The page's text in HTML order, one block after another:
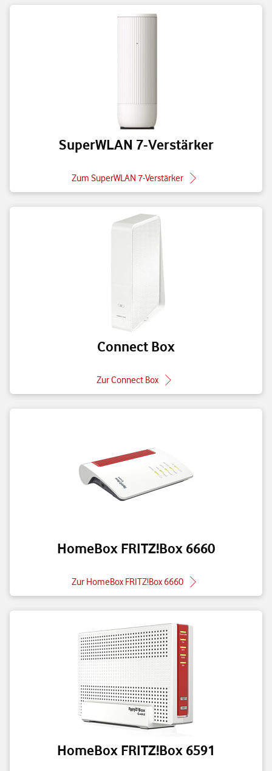
SuperWLAN 7-Verstärker
Zum SuperWLAN 7-Verstärker
Connect Box
Zur Connect Box
HomeBox FRITZ!Box 6660
Zur HomeBox FRITZ!Box 6660
HomeBox FRITZ!Box 6591